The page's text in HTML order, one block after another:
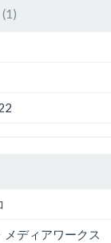
メディアワークス